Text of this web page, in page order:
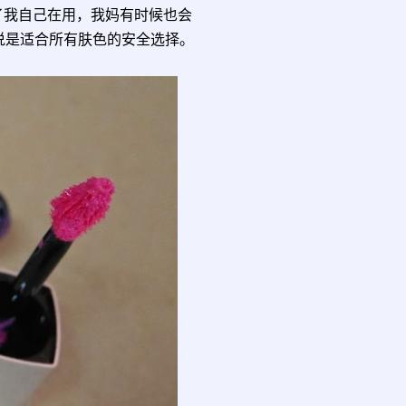
自己在用，我妈有时候也会
适合所有肤色的安全选择。